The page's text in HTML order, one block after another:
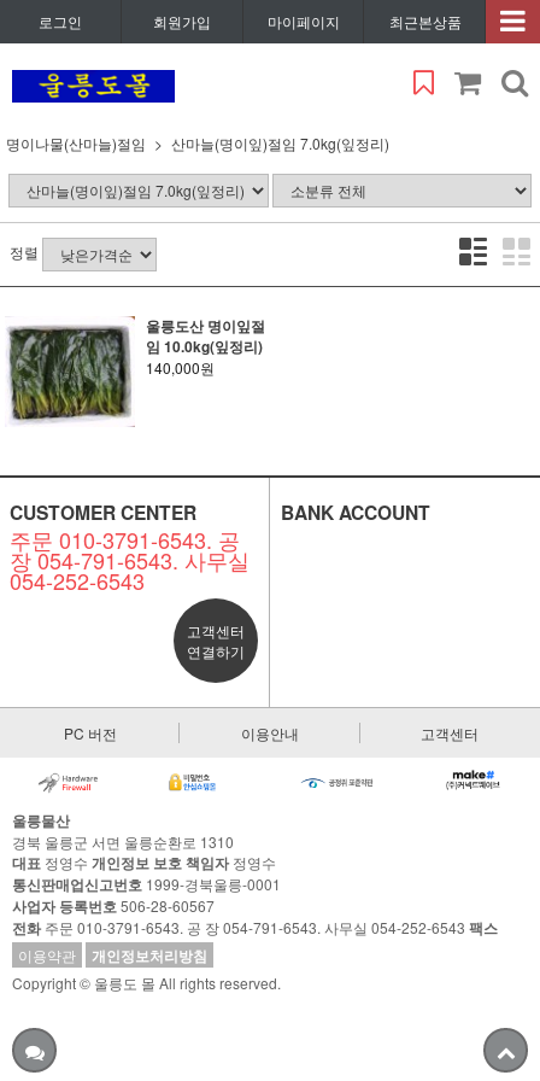
로그인 회원가입 마이페이지 최근본상품
명이나물(산마늘)절임 산마늘(명이잎)절임 7.0kg(잎정리)
정렬
울릉도산 명이잎절
임 10.0kg(잎정리)
140,000원
CUSTOMER CENTER
주문 010-3791-6543. 공
장 054-791-6543. 사무실
054-252-6543
고객센터
연결하기
BANK ACCOUNT
PC 버전 이용안내 고객센터
울릉물산
경북 울릉군 서면 울릉순환로 1310
대표 정영수 개인정보 보호 책임자정영수
통신판매업신고번호 1999-경북울릉-0001
사업자 등록번호506-28-60567
전화주문 010-3791-6543. 공 장 054-791-6543. 사무실 054-252-6543 팩스
이용약관 개인정보처리방침
Copyright © 울릉도 몰 All rights reserved.